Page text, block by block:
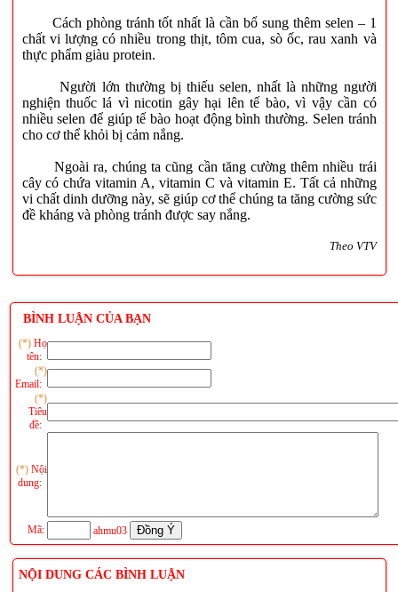
Cách phòng tránh tốt nhất là cần bổ sung thêm selen – 1
chất vi lượng có nhiều trong thịt, tôm cua, sò ốc, rau xanh và
thực phẩm giàu protein.
Người lớn thường bị thiếu selen, nhất là những người
nghiện thuốc lá vì nicotin gây hại lên tế bào, vì vậy cần có
nhiều selen để giúp tế bào hoạt động bình thường. Selen tránh
cho cơ thể khỏi bị cảm nắng.
Ngoài ra, chúng ta cũng cần tăng cường thêm nhiều trái
cây có chứa vitamin A, vitamin C và vitamin E. Tất cả những
vi chất dinh dưỡng này, sẽ giúp cơ thể chúng ta tăng cường sức
đề kháng và phòng tránh được say nắng.
Theo VTV
BÌNH LUẬN CỦA BẠN
(*) Họ
tên:
(*)
Email:
(*)
Tiêu
đề:
(*) Nội
dung:
Mã: ahmu03
NỘI DUNG CÁC BÌNH LUẬN